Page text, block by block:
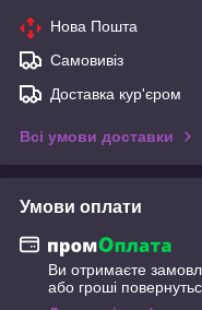
Нова Пошта
Самовивіз
Доставка кур'єром
Всі умови доставки
Умови оплати
Ви отримаєте
або гроші